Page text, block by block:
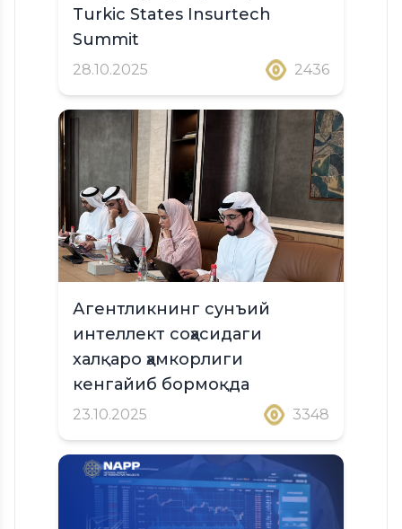
Turkic States Insurtech
Summit
28.10.2025 2436
Агентликнинг сунъий
интеллект соҳасидаги
халқаро ҳамкорлиги
кенгайиб бормоқда
23.10.2025 3348